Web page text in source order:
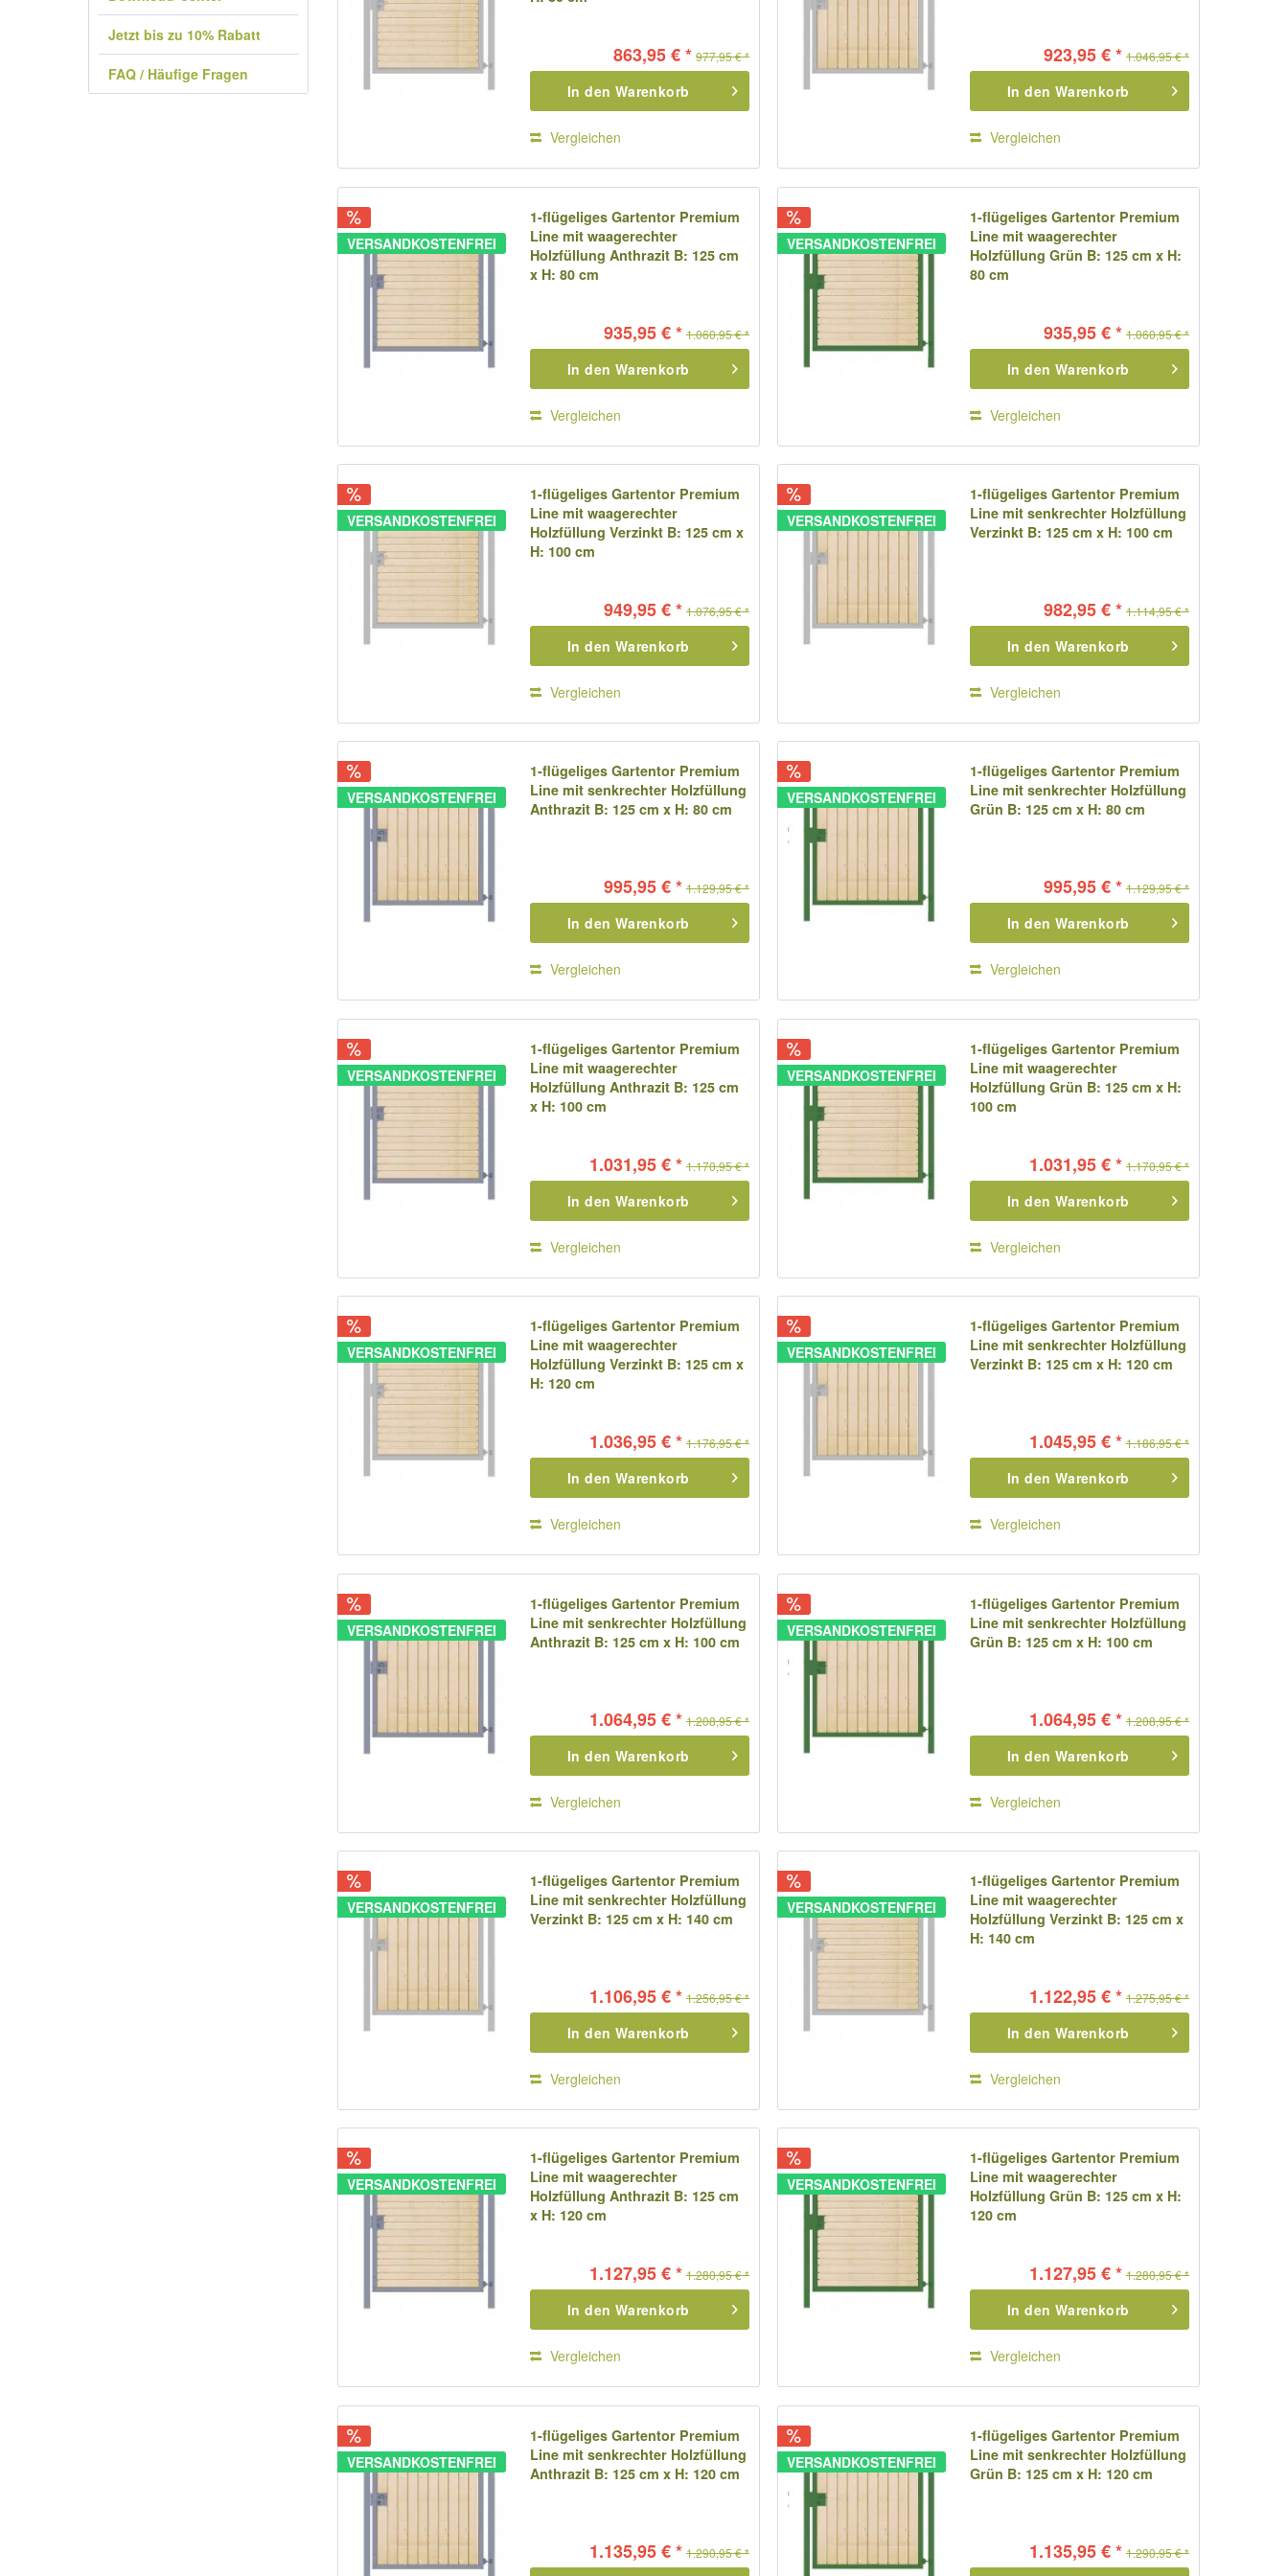
Jetzt bis zu 10% Rabatt
FAQ / Häufige Fragen
863,95 € * 977,95 € *
In den Warenkorb
Vergleichen
923,95 € * 1.046,95 € *
In den Warenkorb
Vergleichen
VERSANDKOSTENFREI
1-flügeliges Gartentor Premium
Line mit waagerechter
Holzfüllung Anthrazit B: 125 cm
x H: 80 cm
935,95 € * 1.060,95 € *
In den Warenkorb
Vergleichen
VERSANDKOSTENFREI
1-flügeliges Gartentor Premium
Line mit waagerechter
Holzfüllung Grün B: 125 cm x H:
80 cm
935,95 € * 1.060,95 € *
In den Warenkorb
Vergleichen
VERSANDKOSTENFREI
1-flügeliges Gartentor Premium
Line mit waagerechter
Holzfüllung Verzinkt B: 125 cm x
H: 100 cm
949,95 € * 1.076,95 € *
In den Warenkorb
Vergleichen
VERSANDKOSTENFREI
1-flügeliges Gartentor Premium
Line mit senkrechter Holzfüllung
Verzinkt B: 125 cm x H: 100 cm
982,95 € * 1.114,95 € *
In den Warenkorb
Vergleichen
VERSANDKOSTENFREI
1-flügeliges Gartentor Premium
Line mit senkrechter Holzfüllung
Anthrazit B: 125 cm x H: 80 cm
995,95 € * 1.129,95 € *
In den Warenkorb
Vergleichen
VERSANDKOSTENFREI
1-flügeliges Gartentor Premium
Line mit senkrechter Holzfüllung
Grün B: 125 cm x H: 80 cm
995,95 € * 1.129,95 € *
In den Warenkorb
Vergleichen
VERSANDKOSTENFREI
1-flügeliges Gartentor Premium
Line mit waagerechter
Holzfüllung Anthrazit B: 125 cm
x H: 100 cm
1.031,95 € * 1.170,95 € *
In den Warenkorb
Vergleichen
VERSANDKOSTENFREI
1-flügeliges Gartentor Premium
Line mit waagerechter
Holzfüllung Grün B: 125 cm x H:
100 cm
1.031,95 € * 1.170,95 € *
In den Warenkorb
Vergleichen
VERSANDKOSTENFREI
1-flügeliges Gartentor Premium
Line mit waagerechter
Holzfüllung Verzinkt B: 125 cm x
H: 120 cm
1.036,95 € * 1.176,95 € *
In den Warenkorb
Vergleichen
VERSANDKOSTENFREI
1-flügeliges Gartentor Premium
Line mit senkrechter Holzfüllung
Verzinkt B: 125 cm x H: 120 cm
1.045,95 € * 1.186,95 € *
In den Warenkorb
Vergleichen
VERSANDKOSTENFREI
1-flügeliges Gartentor Premium
Line mit senkrechter Holzfüllung
Anthrazit B: 125 cm x H: 100 cm
1.064,95 € * 1.208,95 € *
In den Warenkorb
Vergleichen
VERSANDKOSTENFREI
1-flügeliges Gartentor Premium
Line mit senkrechter Holzfüllung
Grün B: 125 cm x H: 100 cm
1.064,95 € * 1.208,95 € *
In den Warenkorb
Vergleichen
VERSANDKOSTENFREI
1-flügeliges Gartentor Premium
Line mit senkrechter Holzfüllung
Verzinkt B: 125 cm x H: 140 cm
1.106,95 € * 1.256,95 € *
In den Warenkorb
Vergleichen
VERSANDKOSTENFREI
1-flügeliges Gartentor Premium
Line mit waagerechter
Holzfüllung Verzinkt B: 125 cm x
H: 140 cm
1.122,95 € * 1.275,95 € *
In den Warenkorb
Vergleichen
VERSANDKOSTENFREI
1-flügeliges Gartentor Premium
Line mit waagerechter
Holzfüllung Anthrazit B: 125 cm
x H: 120 cm
1.127,95 € * 1.280,95 € *
In den Warenkorb
Vergleichen
VERSANDKOSTENFREI
1-flügeliges Gartentor Premium
Line mit waagerechter
Holzfüllung Grün B: 125 cm x H:
120 cm
1.127,95 € * 1.280,95 € *
In den Warenkorb
Vergleichen
VERSANDKOSTENFREI
1-flügeliges Gartentor Premium
Line mit senkrechter Holzfüllung
Anthrazit B: 125 cm x H: 120 cm
1.135,95 € * 1.290,95 € *
VERSANDKOSTENFREI
1-flügeliges Gartentor Premium
Line mit senkrechter Holzfüllung
Grün B: 125 cm x H: 120 cm
1.135,95 € * 1.290,95 € *